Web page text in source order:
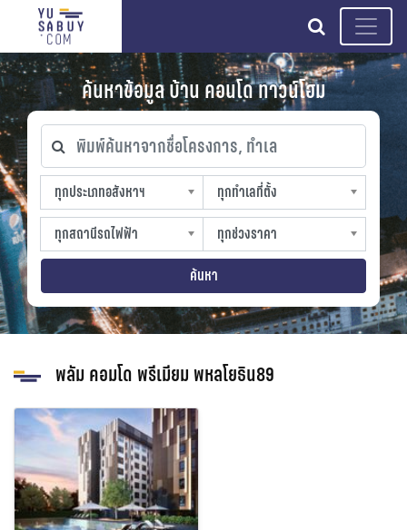
search
ค้นหาข้อมูล บ้าน คอนโด ทาวน์โฮม
พิมพ์ค้นหาจากชื่อโครงการ, ทำเล
ทุกประเภทอสังหาฯ
ทุกประเภทอสังหาฯ
sproperty
ทุกทำเลที่ตั้ง
ทุกทำเลที่ตั้ง
slocation
ทุกสถานีรถไฟฟ้า
ทุกสถานีรถไฟฟ้า
strain-station
ทุกช่วงราคา
ทุกช่วงราคา
sprice
ค้นหา
พลัม คอมโด พรีเมียม พหลโยธิน89